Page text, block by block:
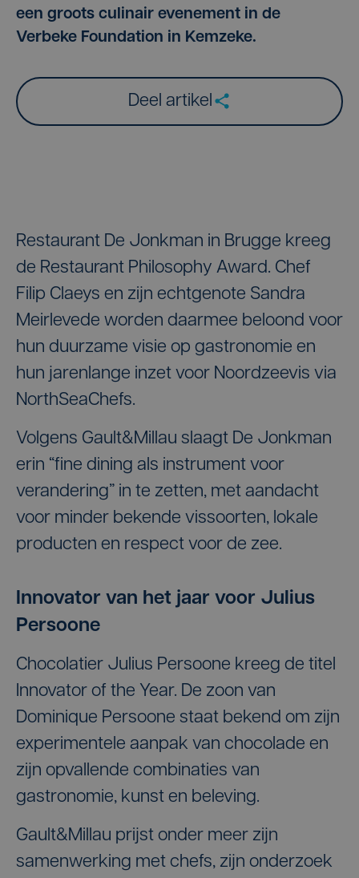
een groots culinair evenement in de
Verbeke Foundation in Kemzeke.
Deel artikel
Restaurant De Jonkman in Brugge kreeg
de Restaurant Philosophy Award. Chef
Filip Claeys en zijn echtgenote Sandra
Meirlevede worden daarmee beloond voor
hun duurzame visie op gastronomie en
hun jarenlange inzet voor Noordzeevis via
NorthSeaChefs.
Volgens Gault&Millau slaagt De Jonkman
erin “fine dining als instrument voor
verandering” in te zetten, met aandacht
voor minder bekende vissoorten, lokale
producten en respect voor de zee.
Innovator van het jaar voor Julius
Persoone
Chocolatier Julius Persoone kreeg de titel
Innovator of the Year. De zoon van
Dominique Persoone staat bekend om zijn
experimentele aanpak van chocolade en
zijn opvallende combinaties van
gastronomie, kunst en beleving.
Gault&Millau prijst onder meer zijn
samenwerking met chefs, zijn onderzoek